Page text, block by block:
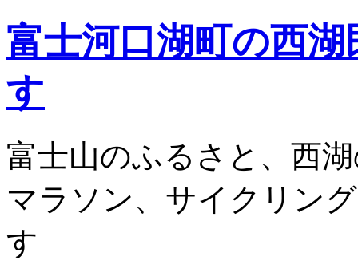
富士河口湖町の西
す
富士山のふるさと、西
マラソン、サイクリン
す